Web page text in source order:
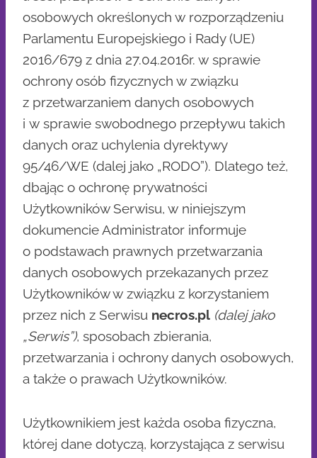
osobowych określonych w rozporządzeniu
Parlamentu Europejskiego i Rady (UE)
2016/679 z dnia 27.04.2016r. w sprawie
ochrony osób fizycznych w związku
z przetwarzaniem danych osobowych
i w sprawie swobodnego przepływu takich
danych oraz uchylenia dyrektywy
95/46/WE (dalej jako „RODO”). Dlatego też,
dbając o ochronę prywatności
Użytkowników Serwisu, w niniejszym
dokumencie Administrator informuje
o podstawach prawnych przetwarzania
danych osobowych przekazanych przez
Użytkowników w związku z korzystaniem
przez nich z Serwisu necros.pl (dalej jako
„Serwis”), sposobach zbierania,
przetwarzania i ochrony danych osobowych,
a także o prawach Użytkowników.
Użytkownikiem jest każda osoba fizyczna,
której dane dotyczą, korzystająca z serwisu